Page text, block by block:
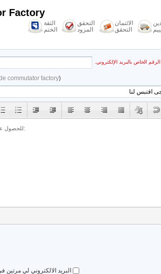
Factory
الثقة
الختم
التحقق
المزود
الائتمان
التحقق
الخاص بالبريد الإلكتروني.
(
commutator factory
البريد الالكتروني لي